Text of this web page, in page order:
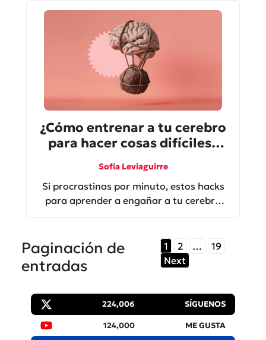
¿Cómo entrenar a tu cerebro
para hacer cosas difíciles?
Sofía Leviaguirre
Si procrastinas por minuto, estos hacks
para aprender a engañar a tu cerebro
Paginación de
entradas
1 2 …
19
Next
224,006 SÍGUENOS
124,000 ME GUSTA